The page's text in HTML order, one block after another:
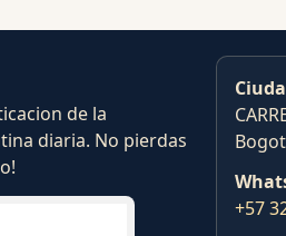
de la
diaria. No pierdas
+57